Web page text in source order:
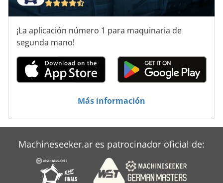
¡La aplicación número 1 para maquinaria de
segunda mano!
Más información
Machineseeker.ar es patrocinador oficial de: